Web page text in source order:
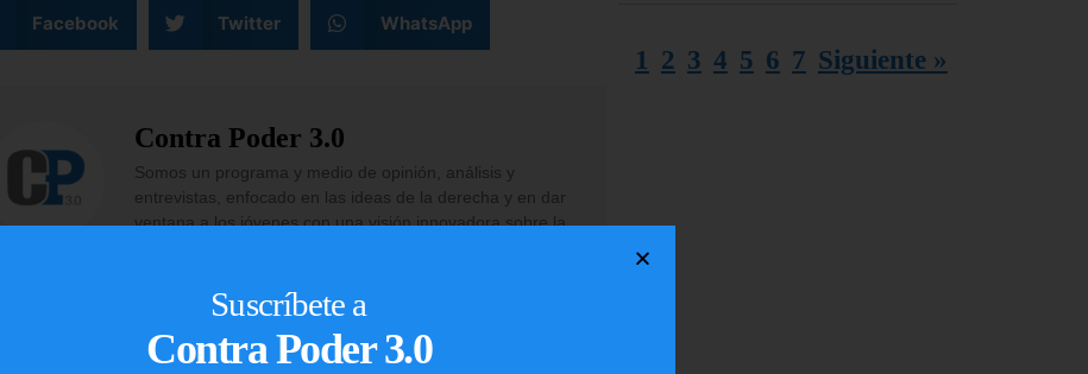
Facebook Twitter WhatsApp
Contra Poder 3.0
Somos un programa y medio de opinión, análisis y
entrevistas, enfocado en las ideas de la derecha y en dar
ventana a los jóvenes con una visión innovadora sobre la
1 2 3 4 5 6 7 Siguiente »
Suscríbete a
Contra Poder 3.0